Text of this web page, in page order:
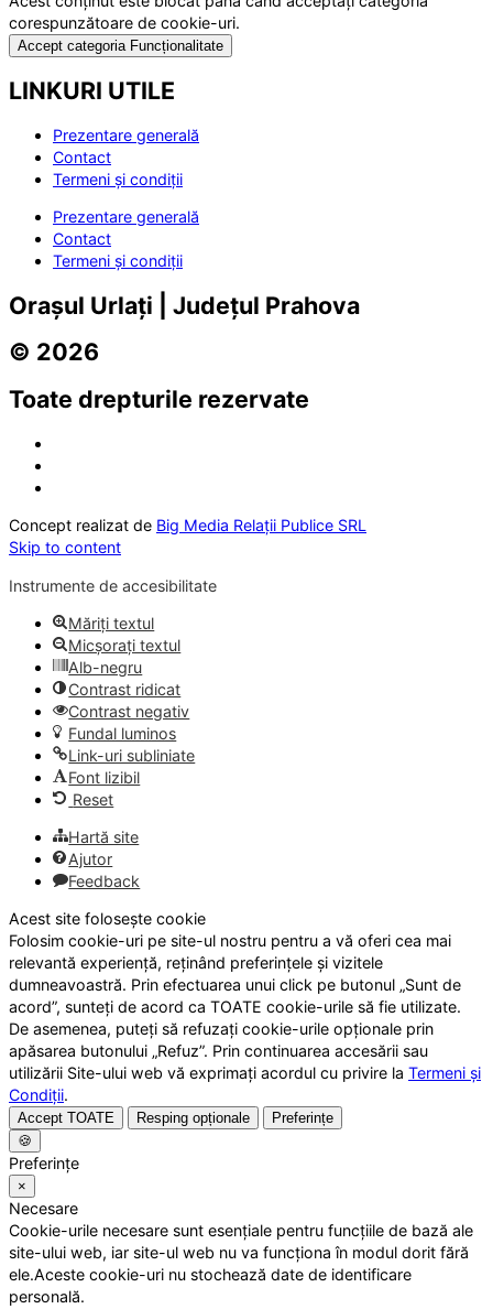
corespunzătoare de cookie-uri.
Accept categoria Funcționalitate
LINKURI UTILE
Prezentare generală
Contact
Termeni și condiții
Prezentare generală
Contact
Termeni și condiții
Orașul Urlați | Județul Prahova
© 2026
Toate drepturile rezervate
Concept realizat de Big Media Relații Publice SRL
Skip to content
Instrumente de accesibilitate
Măriți textul
Micșorați textul
Alb-negru
Contrast ridicat
Contrast negativ
Fundal luminos
Link-uri subliniate
Font lizibil
Reset
Hartă site
Ajutor
Feedback
Acest site folosește cookie
Folosim cookie-uri pe site-ul nostru pentru a vă oferi cea mai
relevantă experiență, reținând preferințele și vizitele
dumneavoastră. Prin efectuarea unui click pe butonul „Sunt de
acord”, sunteți de acord ca TOATE cookie-urile să fie utilizate.
De asemenea, puteți să refuzați cookie-urile opționale prin
apăsarea butonului „Refuz”. Prin continuarea accesării sau
utilizării Site-ului web vă exprimați acordul cu privire la Termeni și
Condiții.
Accept TOATE Resping opționale
Preferințe
🍪
Preferințe
×
Necesare
Cookie-urile necesare sunt esențiale pentru funcțiile de bază ale
site-ului web, iar site-ul web nu va funcționa în modul dorit fără
ele.Aceste cookie-uri nu stochează date de identificare
personală.